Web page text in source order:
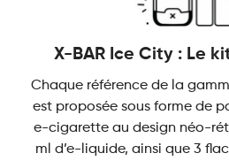
X-BAR Ice City : Le
Chaque référence de la
est proposée sous forme de
e-cigarette au design néo-
ml d’e-liquide, ainsi que 3